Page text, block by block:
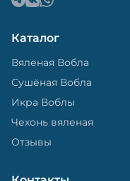
Каталог
Вяленая Вобла
Сушёная Вобла
Икра Воблы
Чехонь вяленая
Отзывы